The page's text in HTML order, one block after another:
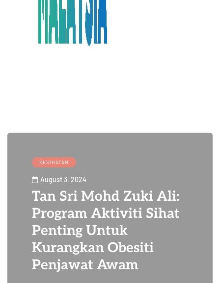
KESIHATAN
August 3, 2024
Tan Sri Mohd Zuki Ali:
Program Aktiviti Sihat
Penting Untuk
Kurangkan Obesiti
Penjawat Awam